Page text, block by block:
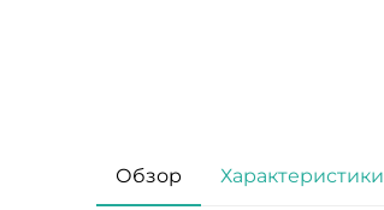
Обзор Характеристики